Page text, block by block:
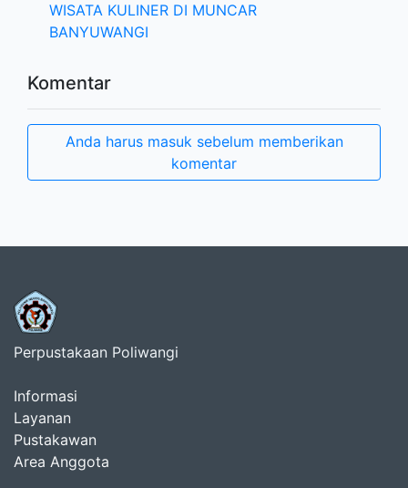
WISATA KULINER DI MUNCAR
BANYUWANGI
Komentar
Anda harus masuk sebelum memberikan
komentar
Perpustakaan Poliwangi
Informasi
Layanan
Pustakawan
Area Anggota